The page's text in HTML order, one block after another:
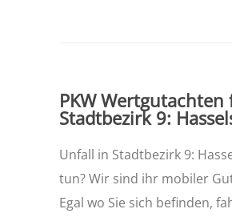
PKW Wertgutachten
Stadtbezirk 9:
Unfall in Stadtbezirk 9:
tun? Wir sind ihr mobiler
Egal wo Sie sich befinden,